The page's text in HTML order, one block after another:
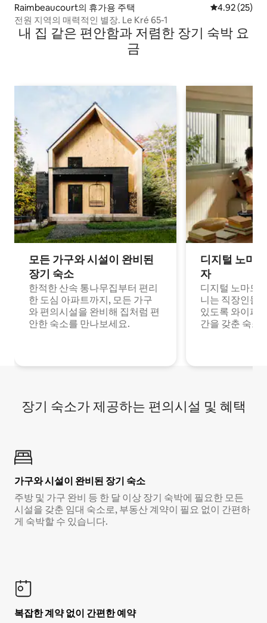
Raimbeaucourt의 휴가용 주택 평점 4.92점(5
4.92 (25)
전원 지역의 매력적인 별장. Le Kré 65-1
내 집 같은 편안함과 저렴한 장기 숙박 요
금
모든 가구와 시설이 완비된
장기 숙소
한적한 산속 통나무집부터 편리
한 도심 아파트까지, 모든 가구
와 편의시설을 완비해 집처럼 편
안한 숙소를 만나보세요.
디지털 노마
자
디지털 노마드
니는 직장인들
있도록 와이파
간을 갖춘 숙소
장기 숙소가 제공하는 편의시설 및 혜택
가구와 시설이 완비된 장기 숙소
주방 및 가구 완비 등 한 달 이상 장기 숙박에 필요한 모든
시설을 갖춘 임대 숙소로, 부동산 계약이 필요 없이 간편하
게 숙박할 수 있습니다.
복잡한 계약 없이 간편한 예약